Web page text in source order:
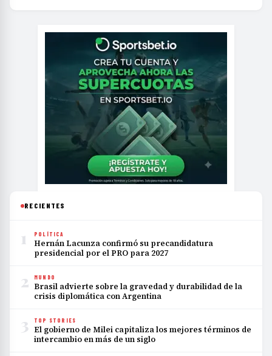
RECIENTES
1 POLÍTICA
Hernán Lacunza confirmó su precandidatura
presidencial por el PRO para 2027
2 MUNDO
Brasil advierte sobre la gravedad y durabilidad de la
crisis diplomática con Argentina
3 TOP STORIES
El gobierno de Milei capitaliza los mejores términos de
intercambio en más de un siglo